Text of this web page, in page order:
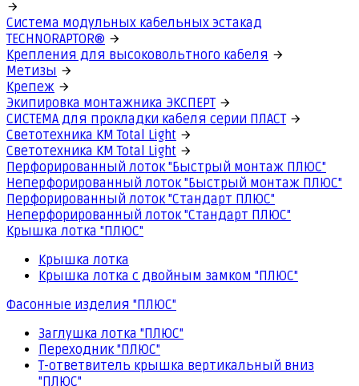
Система модульных кабельных эстакад
TECHNORAPTOR®
Крепления для высоковольтного кабеля
Метизы
Крепеж
Экипировка монтажника ЭКСПЕРТ
СИСТЕМА для прокладки кабеля серии ПЛАСТ
Светотехника КМ Total Light
Светотехника КМ Total Light
Перфорированный лоток "Быстрый монтаж ПЛЮС"
Неперфорированный лоток "Быстрый монтаж ПЛЮС"
Перфорированный лоток "Стандарт ПЛЮС"
Неперфорированный лоток "Стандарт ПЛЮС"
Крышка лотка "ПЛЮС"
Крышка лотка
Крышка лотка с двойным замком "ПЛЮС"
Фасонные изделия "ПЛЮС"
Заглушка лотка "ПЛЮС"
Переходник "ПЛЮС"
Т-ответвитель крышка вертикальный вниз
"ПЛЮС"